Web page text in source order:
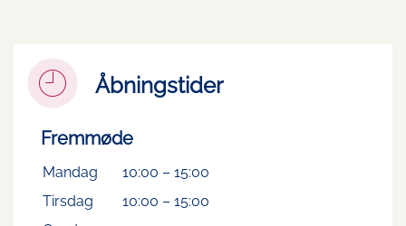
Åbningstider
Fremmøde
Mandag 10:00 – 15:00
Tirsdag
10:00 – 15:00